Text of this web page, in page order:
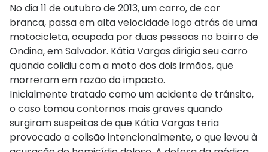
No dia 11 de outubro de 2013, um carro, de cor
branca, passa em alta velocidade logo atrás de uma
motocicleta, ocupada por duas pessoas no bairro de
Ondina, em Salvador. Kátia Vargas dirigia seu carro
quando colidiu com a moto dos dois irmãos, que
morreram em razão do impacto.
Inicialmente tratado como um acidente de trânsito,
o caso tomou contornos mais graves quando
surgiram suspeitas de que Kátia Vargas teria
provocado a colisão intencionalmente, o que levou à